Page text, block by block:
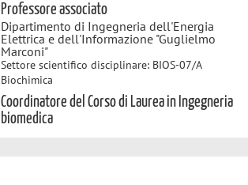
Professore associato
Dipartimento di Ingegneria dell'Energia
Elettrica e dell'Informazione "Guglielmo
Marconi"
Settore scientifico disciplinare: BIOS-07/A
Biochimica
Coordinatore del Corso di Laurea in Ingegneria
biomedica